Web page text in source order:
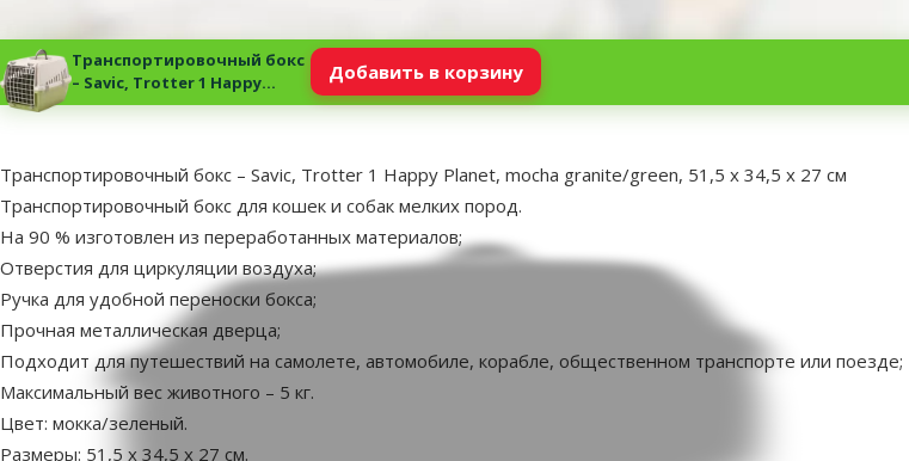
Транспортировочный бокс
– Savic, Trotter 1 Happy
Planet, mocha granite/green,
Добавить в корзину
superzoo.product.detail.content
Транспортировочный бокс – Savic, Trotter 1 Happy Planet, mocha granite/green, 51,5 x 34,5 x 27 см
Транспортировочный бокс для кошек и собак мелких пород.
На 90 % изготовлен из переработанных материалов;
Отверстия для циркуляции воздуха;
Ручка для удобной переноски бокса;
Прочная металлическая дверца;
Подходит для путешествий на самолете, автомобиле, корабле, общественном транспорте или поезде;
Максимальный вес животного – 5 кг.
Цвет: мокка/зеленый.
Размеры: 51,5 х 34,5 х 27 см.